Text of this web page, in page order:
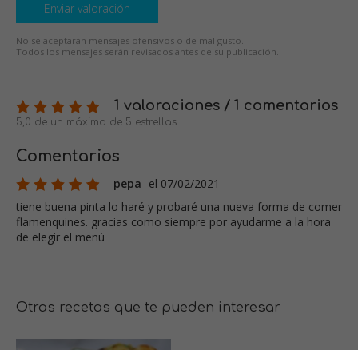
Enviar valoración
No se aceptarán mensajes ofensivos o de mal gusto.
Todos los mensajes serán revisados antes de su publicación.
1 valoraciones / 1 comentarios
5,0 de un máximo de 5 estrellas
Comentarios
pepa el 07/02/2021
tiene buena pinta lo haré y probaré una nueva forma de comer
flamenquines. gracias como siempre por ayudarme a la hora
de elegir el menú
Otras recetas que te pueden interesar